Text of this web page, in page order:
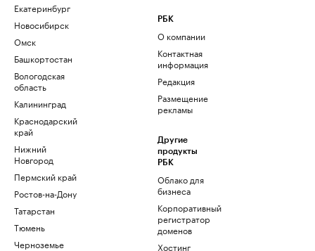
Екатеринбург
Новосибирск
Омск
Башкортостан
Вологодская
область
Калининград
Краснодарский
край
Нижний
Новгород
Пермский край
Ростов-на-Дону
Татарстан
Тюмень
Черноземье
РБК
О компании
Контактная
информация
Редакция
Размещение
рекламы
Другие
продукты
РБК
Облако для
бизнеса
Корпоративный
регистратор
доменов
Хостинг